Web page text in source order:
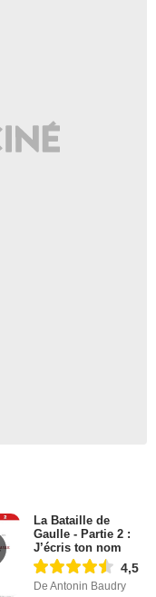
La Bataille de
Gaulle - Partie 2 :
J’écris ton nom
4,5
De Antonin Baudry